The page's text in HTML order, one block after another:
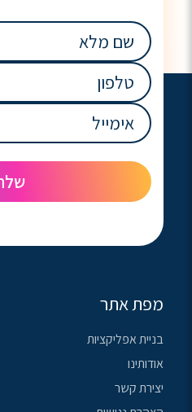
שם
מלא
(חובה)
טלפון
(חובה)
אימייל
(חובה)
מפת אתר
בניית אפליקציות
אודותינו
יצירת קשר